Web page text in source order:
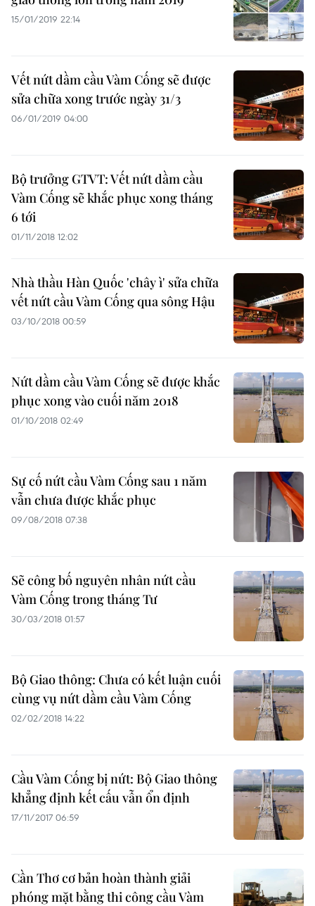
15/01/2019 22:14
Vết nứt dầm cầu Vàm Cống sẽ được
sửa chữa xong trước ngày 31/3
06/01/2019 04:00
Bộ trưởng GTVT: Vết nứt dầm cầu
Vàm Cống sẽ khắc phục xong tháng
6 tới
01/11/2018 12:02
Nhà thầu Hàn Quốc 'chây ì' sửa chữa
vết nứt cầu Vàm Cống qua sông Hậu
03/10/2018 00:59
Nứt dầm cầu Vàm Cống sẽ được khắc
phục xong vào cuối năm 2018
01/10/2018 02:49
Sự cố nứt cầu Vàm Cống sau 1 năm
vẫn chưa được khắc phục
09/08/2018 07:38
Sẽ công bố nguyên nhân nứt cầu
Vàm Cống trong tháng Tư
30/03/2018 01:57
Bộ Giao thông: Chưa có kết luận cuối
cùng vụ nứt dầm cầu Vàm Cống
02/02/2018 14:22
Cầu Vàm Cống bị nứt: Bộ Giao thông
khẳng định kết cấu vẫn ổn định
17/11/2017 06:59
Cần Thơ cơ bản hoàn thành giải
phóng mặt bằng thi công cầu Vàm